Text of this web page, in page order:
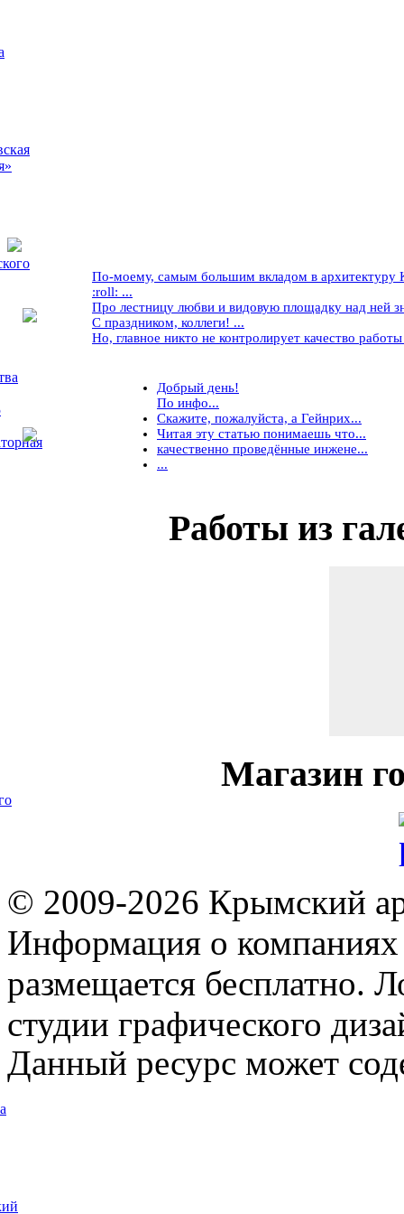
По-моему, самым большим вкладом в архитектуру
:roll: ...
Про лестницу любви и видовую площадку над ней
С праздником, коллеги! ...
Но, главное никто не контролирует качество
Добрый день!
По инфо...
Скажите, пожалуйста, а Гейнрих...
Читая эту статью понимаешь что...
качественно проведённые инжене...
...
Работыиз
Магазин
© 2009-2026 Крымский
Информация о компаниях
размещается бесплатно.
студии графического
Данный ресурс может